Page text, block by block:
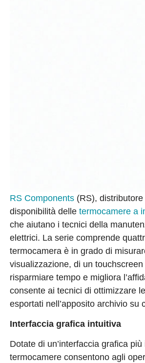
RS Components (RS),
disponibilità delle termocamere a
che aiutano i tecnici della
elettrici. La serie comprende
termocamera è in grado di
visualizzazione, di un
risparmiare tempo e migliora
consente ai tecnici di ottimizzare
esportati nell’apposito archivio su
Interfaccia grafica intuitiva
Dotate di un’interfaccia grafica
termocamere consentono agli